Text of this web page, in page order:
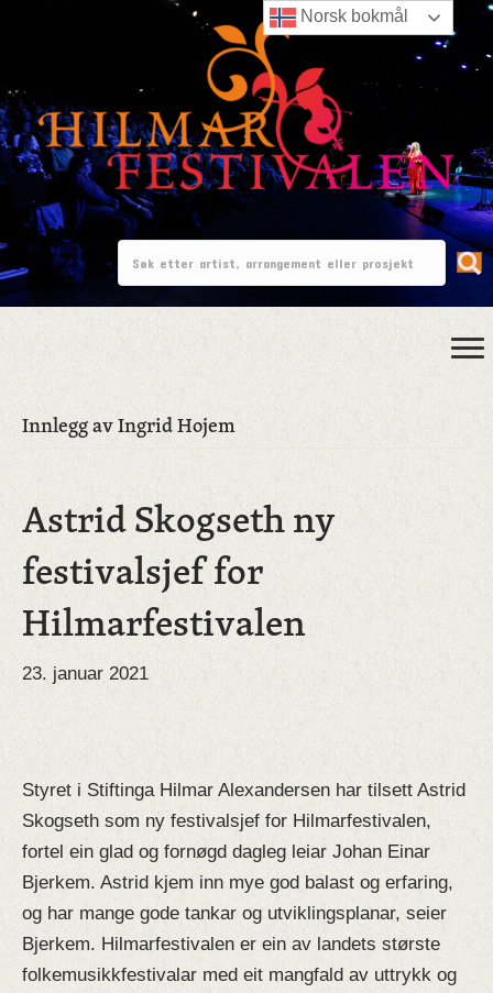
Innlegg av Ingrid Hojem
Astrid Skogseth ny
festivalsjef for
Hilmarfestivalen
23. januar 2021
Styret i Stiftinga Hilmar Alexandersen har tilsett Astrid
Skogseth som ny festivalsjef for Hilmarfestivalen,
fortel ein glad og fornøgd dagleg leiar Johan Einar
Bjerkem. Astrid kjem inn mye god balast og erfaring,
og har mange gode tankar og utviklingsplanar, seier
Bjerkem. Hilmarfestivalen er ein av landets største
folkemusikkfestivalar med eit mangfald av uttrykk og
Norsk bokmål